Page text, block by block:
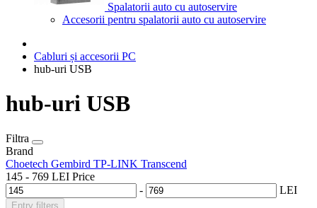
Spalatorii auto cu autoservire
Accesorii pentru spalatorii auto cu autoservire
Cabluri și accesorii PC
hub-uri USB
hub-uri USB
Filtra
Brand
Choetech Gembird TP-LINK Transcend
145 - 769 LEI Price
-
LEI
Entry filters